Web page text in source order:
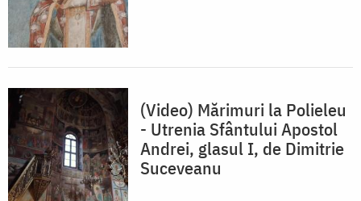
(Video) Mărimuri la Polieleu
- Utrenia Sfântului Apostol
Andrei, glasul I, de Dimitrie
Suceveanu